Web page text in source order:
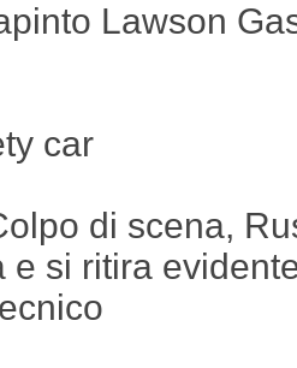
Lawson
car
di scena,
e si ritira